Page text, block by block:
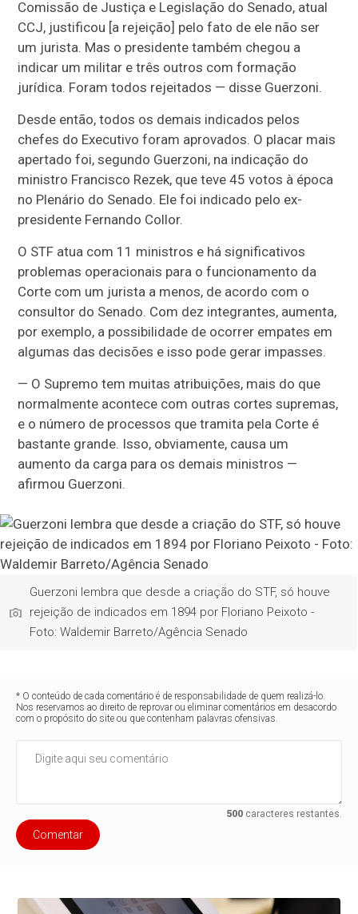
Comissão de Justiça e Legislação do Senado, atual
CCJ, justificou [a rejeição] pelo fato de ele não ser
um jurista. Mas o presidente também chegou a
indicar um militar e três outros com formação
jurídica. Foram todos rejeitados — disse Guerzoni.
Desde então, todos os demais indicados pelos
chefes do Executivo foram aprovados. O placar mais
apertado foi, segundo Guerzoni, na indicação do
ministro Francisco Rezek, que teve 45 votos à época
no Plenário do Senado. Ele foi indicado pelo ex-
presidente Fernando Collor.
O STF atua com 11 ministros e há significativos
problemas operacionais para o funcionamento da
Corte com um jurista a menos, de acordo com o
consultor do Senado. Com dez integrantes, aumenta,
por exemplo, a possibilidade de ocorrer empates em
algumas das decisões e isso pode gerar impasses.
— O Supremo tem muitas atribuições, mais do que
normalmente acontece com outras cortes supremas,
e o número de processos que tramita pela Corte é
bastante grande. Isso, obviamente, causa um
aumento da carga para os demais ministros —
afirmou Guerzoni.
Guerzoni lembra que desde a criação do STF, só houve
rejeição de indicados em 1894 por Floriano Peixoto -
Foto: Waldemir Barreto/Agência Senado
* O conteúdo de cada comentário é de responsabilidade de quem realizá-lo.
Nos reservamos ao direito de reprovar ou eliminar comentários em desacordo
com o propósito do site ou que contenham palavras ofensivas.
500caracteres restantes.
Comentar